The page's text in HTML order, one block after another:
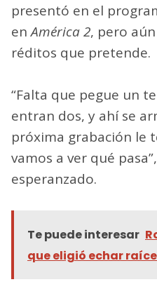
presentó en el
enAmérica 2, pero
réditos que pretende.
“Falta que pegue un
entran dos, y ahí se
próxima grabación le
vamos a ver qué
esperanzado.
Te puede interesar
que eligió echar